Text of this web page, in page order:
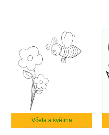
Včela a květina